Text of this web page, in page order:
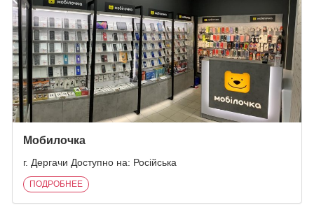
Мобилочка
г. Дергачи Доступно на: Російська
ПОДРОБНЕЕ